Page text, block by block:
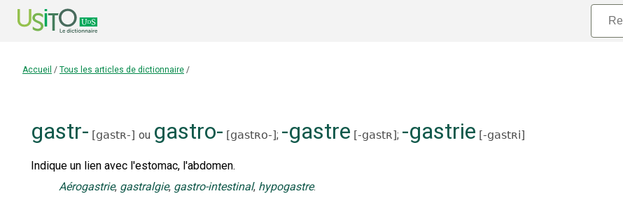
Accueil / Tous les articles de dictionnaire /
gastr- [gastʀ-] ou gastro- [gastʀo-]; -gastre [-gastʀ]; -gastrie [-gastʀi]
Indique un lien avec l'estomac, l'abdomen.
Aérogastrie, gastralgie, gastro-intestinal, hypogastre.